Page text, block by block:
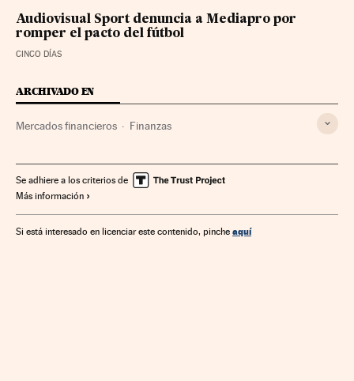
Audiovisual Sport denuncia a Mediapro por
romper el pacto del fútbol
CINCO DÍAS
ARCHIVADO EN
Mercados financieros Finanzas
Se adhiere a los criterios de
Más información
Si está interesado en licenciar este contenido, pinche aquí